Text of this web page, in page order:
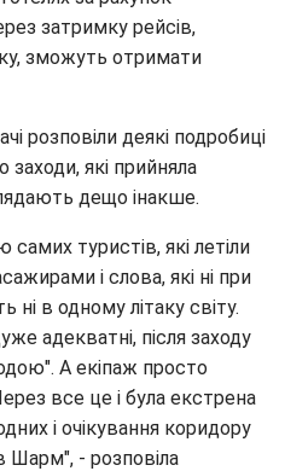
затримку рейсів,
зможуть отримати
розповіли деякі подробиці
заходи, які прийняла
дещо інакше.
самих туристів, які летіли
і слова, які ні при
ні в одному літаку світу.
адекватні, після заходу
А екіпаж просто
все це і була екстрена
і очікування коридору
Шарм", - розповіла